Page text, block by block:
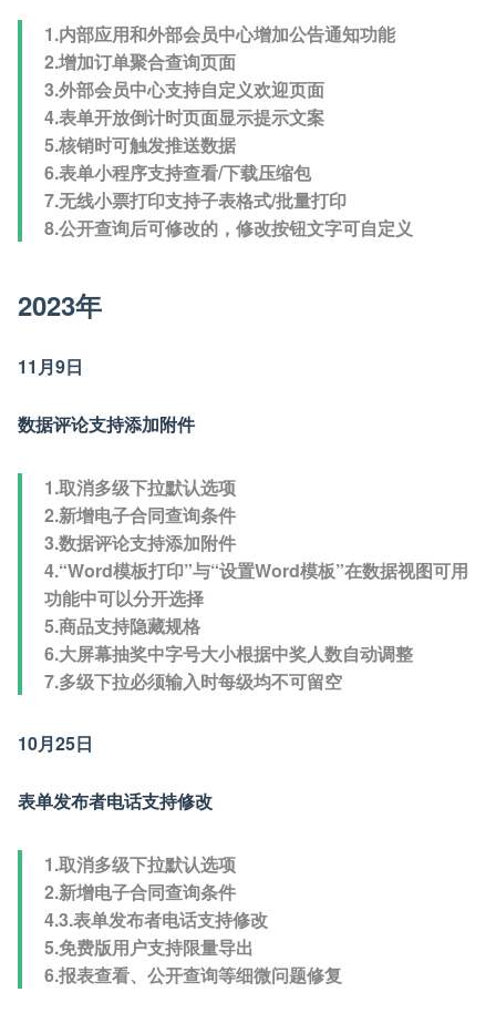
1.内部应用和外部会员中心增加公告通知功能
2.增加订单聚合查询页面
3.外部会员中心支持自定义欢迎页面
4.表单开放倒计时页面显示提示文案
5.核销时可触发推送数据
6.表单小程序支持查看/下载压缩包
7.无线小票打印支持子表格式/批量打印
8.公开查询后可修改的，修改按钮文字可自定义
2023年
11月9日
数据评论支持添加附件
1.取消多级下拉默认选项
2.新增电子合同查询条件
3.数据评论支持添加附件
4.“Word模板打印”与“设置Word模板”在数据视图可用
功能中可以分开选择
5.商品支持隐藏规格
6.大屏幕抽奖中字号大小根据中奖人数自动调整
7.多级下拉必须输入时每级均不可留空
10月25日
表单发布者电话支持修改
1.取消多级下拉默认选项
2.新增电子合同查询条件
4.3.表单发布者电话支持修改
5.免费版用户支持限量导出
6.报表查看、公开查询等细微问题修复